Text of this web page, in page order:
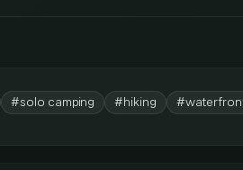
#solo camping #hiking